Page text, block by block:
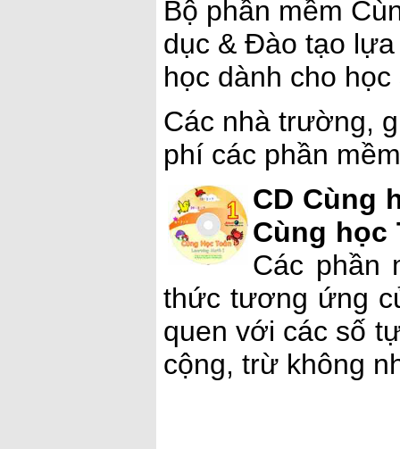
Bộ phần mềm
dục & Đào tạo
học dành cho
Các nhà trường,
phí các phần
CD Cùng
Cùng học
Các phần
thức tương ứng
quen với các số
cộng, trừ không